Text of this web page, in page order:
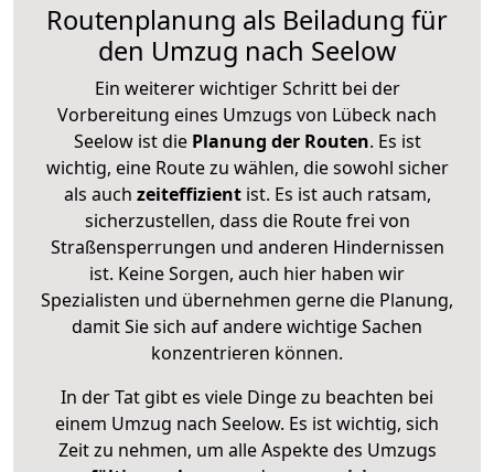
Routenplanung als Beiladung für
den Umzug nach Seelow
Ein weiterer wichtiger Schritt bei der
Vorbereitung eines Umzugs von Lübeck nach
Seelow ist diePlanung der Routen. Es ist
wichtig, eine Route zu wählen, die sowohl sicher
als auch zeiteffizientist. Es ist auch ratsam,
sicherzustellen, dass die Route frei von
Straßensperrungen und anderen Hindernissen
ist. Keine Sorgen, auch hier haben wir
Spezialisten und übernehmen gerne die Planung,
damit Sie sich auf andere wichtige Sachen
konzentrieren können.
In der Tat gibt es viele Dinge zu beachten bei
einem Umzug nach Seelow. Es ist wichtig, sich
Zeit zu nehmen, um alle Aspekte des Umzugs